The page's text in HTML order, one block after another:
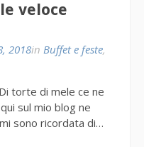
veloce
2018in Buffet e feste,
torte di mele ce ne
sul mio blog ne
sono ricordata di…